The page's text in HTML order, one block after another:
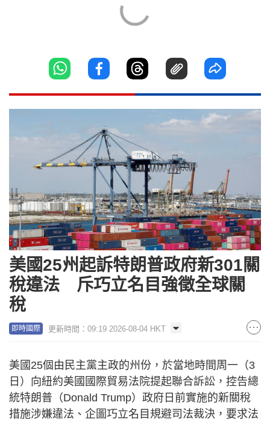
美國25州起訴特朗普政府新301關
稅違法 斥巧立名目強徵全球關
稅
即時國際 更新時間：09:19 2026-08-04 HKT
美國25個由民主黨主政的州份，於當地時間周一（3
日）向紐約美國國際貿易法院提起聯合訴訟，控告總
統特朗普（Donald Trump）政府日前實施的新關稅
措施涉嫌違法、企圖巧立名目規避司法裁決，要求法